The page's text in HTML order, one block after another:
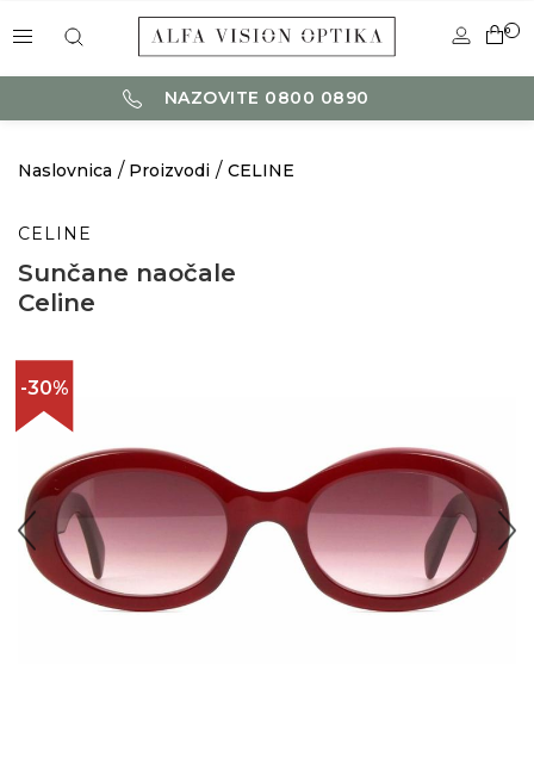
0
NAZOVITE 0800 0890
Naslovnica Proizvodi CELINE
CELINE
Sunčane naočale
Celine
-30%